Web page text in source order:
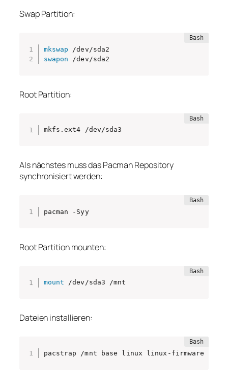
Swap Partition:
mkswap
swapon /dev/sda2
Root Partition:
mkfs.ext4 /dev/sda3
Als nächstes muss das Pacman Repository
synchronisiert werden:
pacman -Syy
Root Partition mounten:
mount /dev/sda3 /mnt
Dateien installieren:
pacstrap /mnt base linux linux-firmware